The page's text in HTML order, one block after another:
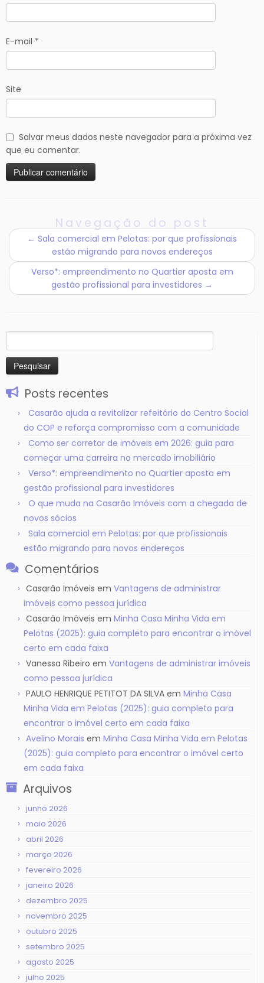
E-mail *
Site
Salvar meus dados neste navegador para a próxima vez
que eu comentar.
Navegação do post
← Sala comercial em Pelotas: por que profissionais
estão migrando para novos endereços
Verso*: empreendimento no Quartier aposta em
gestão profissional para investidores →
Pesquisar
por:
Posts recentes
Casarão ajuda a revitalizar refeitório do Centro Social
do COP e reforça compromisso com a comunidade
Como ser corretor de imóveis em 2026: guia para
começar uma carreira no mercado imobiliário
Verso*: empreendimento no Quartier aposta em
gestão profissional para investidores
O que muda na Casarão Imóveis com a chegada de
novos sócios
Sala comercial em Pelotas: por que profissionais
estão migrando para novos endereços
Comentários
Casarão Imóveis em Vantagens de administrar
imóveis como pessoa jurídica
Casarão Imóveis em Minha Casa Minha Vida em
Pelotas (2025): guia completo para encontrar o imóvel
certo em cada faixa
Vanessa Ribeiro em Vantagens de administrar imóveis
como pessoa jurídica
PAULO HENRIQUE PETITOT DA SILVA em Minha Casa
Minha Vida em Pelotas (2025): guia completo para
encontrar o imóvel certo em cada faixa
Avelino Morais em Minha Casa Minha Vida em Pelotas
(2025): guia completo para encontrar o imóvel certo
em cada faixa
Arquivos
junho 2026
maio 2026
abril 2026
março 2026
fevereiro 2026
janeiro 2026
dezembro 2025
novembro 2025
outubro 2025
setembro 2025
agosto 2025
julho 2025